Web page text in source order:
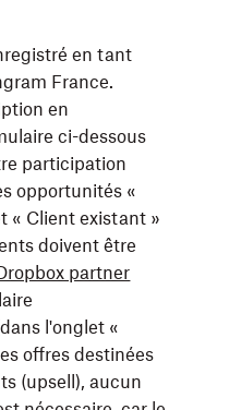
en tant
France.
en
ci-dessous
participation
opportunités «
« Client existant »
doivent être
partner
l'onglet «
offres destinées
(upsell), aucun